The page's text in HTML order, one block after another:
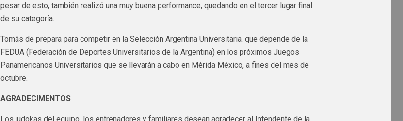
pesar de esto, también realizó una muy buena performance, quedando en el tercer lugar final
de su categoría.
Tomás de prepara para competir en la Selección Argentina Universitaria, que depende de la
FEDUA (Federación de Deportes Universitarios de la Argentina) en los próximos Juegos
Panamericanos Universitarios que se llevarán a cabo en Mérida México, a fines del mes de
octubre.
AGRADECIMENTOS
Los judokas del equipo, los entrenadores y familiares desean agradecer al Intendente de la